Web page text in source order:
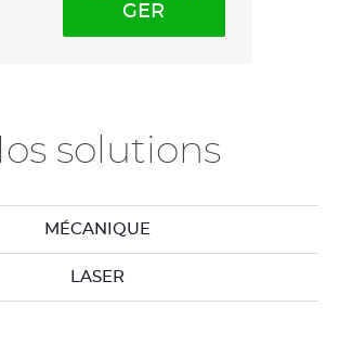
GER
solutions
MÉCANIQUE
LASER